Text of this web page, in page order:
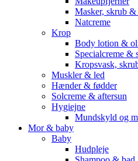
Masker, skrub
Natcreme
Krop
Body lotion &
Specialcreme &
Kropsvask,
Muskler & led
Hænder & fødder
Solcreme & aftersun
Hygiejne
Mundskyld og
Mor & baby
Baby
Hudpleje